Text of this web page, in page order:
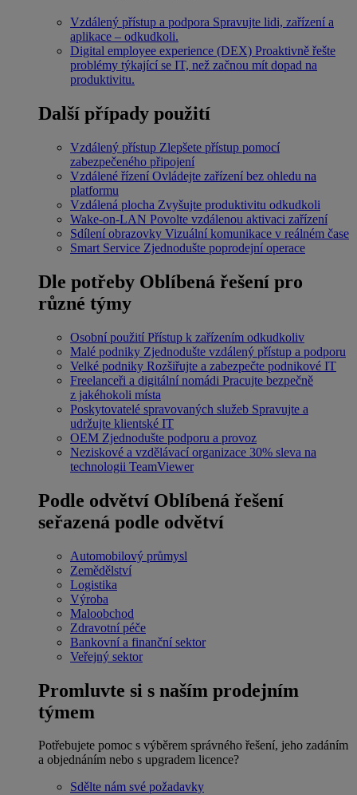
Vzdálený přístup a podpora Spravujte lidi, zařízení a
aplikace – odkudkoli.
Digital employee experience (DEX) Proaktivně řešte
problémy týkající se IT, než začnou mít dopad na
produktivitu.
Další případy použití
Vzdálený přístup Zlepšete přístup pomocí
zabezpečeného připojení
Vzdálené řízení Ovládejte zařízení bez ohledu na
platformu
Vzdálená plocha Zvyšujte produktivitu odkudkoli
Wake-on-LAN Povolte vzdálenou aktivaci zařízení
Sdílení obrazovky Vizuální komunikace v reálném čase
Smart Service Zjednodušte poprodejní operace
Dle potřeby Oblíbená řešení pro
různé týmy
Osobní použití Přístup k zařízením odkudkoliv
Malé podniky Zjednodušte vzdálený přístup a podporu
Velké podniky Rozšiřujte a zabezpečte podnikové IT
Freelanceři a digitální nomádi Pracujte bezpečně
z jakéhokoli místa
Poskytovatelé spravovaných služeb Spravujte a
udržujte klientské IT
OEM Zjednodušte podporu a provoz
Neziskové a vzdělávací organizace 30% sleva na
technologii TeamViewer
Podle odvětví Oblíbená řešení
seřazená podle odvětví
Automobilový průmysl
Zemědělství
Logistika
Výroba
Maloobchod
Zdravotní péče
Bankovní a finanční sektor
Veřejný sektor
Promluvte si s naším prodejním
týmem
Potřebujete pomoc s výběrem správného řešení, jeho zadáním
a objednáním nebo s upgradem licence?
Sdělte nám své požadavky